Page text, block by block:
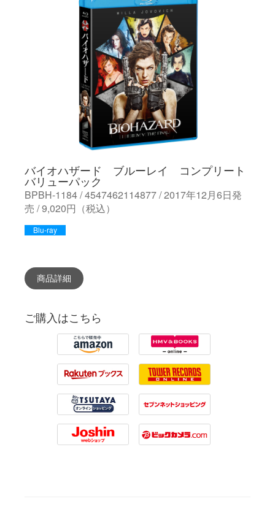
バイオハザード ブルーレイ コンプリート
バリューパック
BPBH-1184 / 4547462114877 / 2017年12月6日発
売 / 9,020円（税込）
Blu-ray
商品詳細
ご購入はこちら
Amazon HMV
Rakuten Tower Records
Tsutaya 7net
Joshin Biccamera